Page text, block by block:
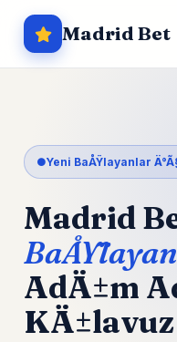
Madrid Bet
Yeni BaÅŸlayanlar
Madrid
AdÄ±m
KÄ±lavuz